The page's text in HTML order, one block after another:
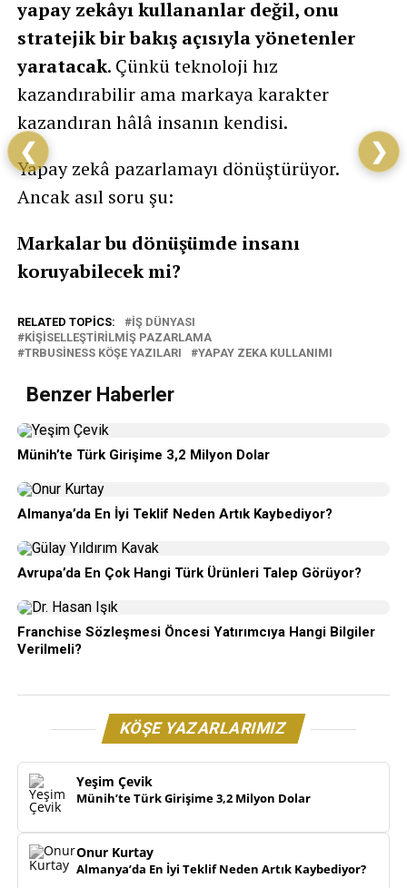
yapay zekâyı kullananlar değil, onu
stratejik bir bakış açısıyla yönetenler
yaratacak. Çünkü teknoloji hız
kazandırabilir ama markaya karakter
kazandıran hâlâ insanın kendisi.
Yapay zekâ pazarlamayı dönüştürüyor.
Ancak asıl soru şu:
Markalar bu dönüşümde insanı
koruyabilecek mi?
RELATED TOPICS:
IŞ DÜNYASI
KIŞISELLEŞTIRILMIŞ PAZARLAMA
TRBUSINESS KÖŞE YAZILARI
YAPAY ZEKA KULLANIMI
Benzer Haberler
Münih’te Türk Girişime 3,2 Milyon Dolar
Almanya’da En İyi Teklif Neden Artık Kaybediyor?
Avrupa’da En Çok Hangi Türk Ürünleri Talep Görüyor?
Franchise Sözleşmesi Öncesi Yatırımcıya Hangi Bilgiler
Verilmeli?
KÖŞE YAZARLARIMIZ
Yeşim Çevik
Münih’te Türk Girişime 3,2 Milyon Dolar
Onur Kurtay
Almanya’da En İyi Teklif Neden Artık Kaybediyor?
❮ ❯